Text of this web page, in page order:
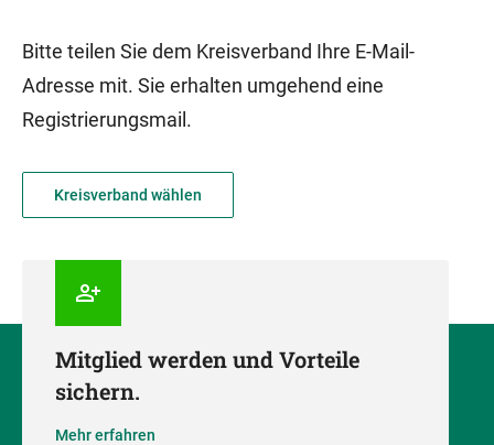
Bitte teilen Sie dem Kreisverband Ihre E-Mail-
Adresse mit. Sie erhalten umgehend eine
Registrierungsmail.
Kreisverband wählen
Mitglied werden und Vorteile
sichern.
Mehr erfahren